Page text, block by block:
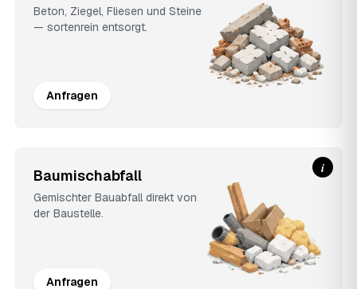
Beton, Ziegel, Fliesen und Steine
— sortenrein entsorgt.
Anfragen
Baumischabfall
Gemischter Bauabfall direkt von
der Baustelle.
Anfragen
i